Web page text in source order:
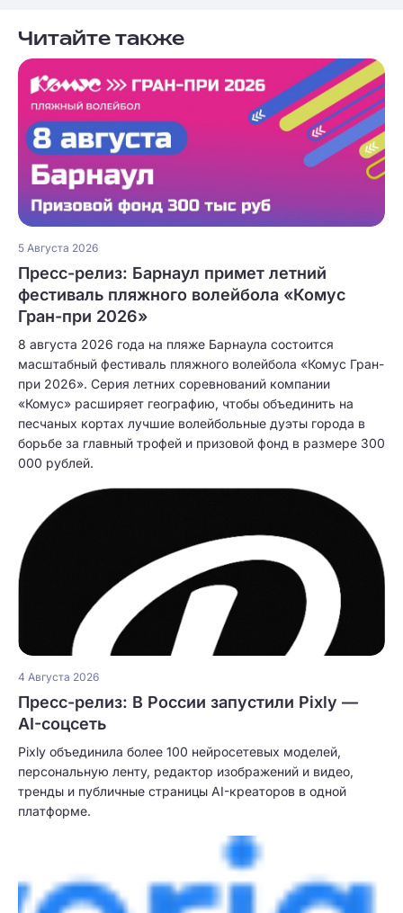
Читайте также
5 Августа 2026
Пресс-релиз: Барнаул примет летний
фестиваль пляжного волейбола «Комус
Гран-при 2026»
8 августа 2026 года на пляже Барнаула состоится
масштабный фестиваль пляжного волейбола «Комус Гран-
при 2026». Серия летних соревнований компании
«Комус» расширяет географию, чтобы объединить на
песчаных кортах лучшие волейбольные дуэты города в
борьбе за главный трофей и призовой фонд в размере 300
000 рублей.
4 Августа 2026
Пресс-релиз: В России запустили Pixly —
AI-соцсеть
Pixly объединила более 100 нейросетевых моделей,
персональную ленту, редактор изображений и видео,
тренды и публичные страницы AI-креаторов в одной
платформе.